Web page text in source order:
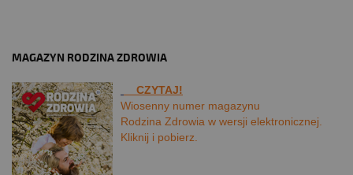
MAGAZYN RODZINA ZDROWIA
CZYTAJ!
Wiosenny numer magazynu
Rodzina Zdrowia w wersji elektronicznej.
Kliknij i pobierz.